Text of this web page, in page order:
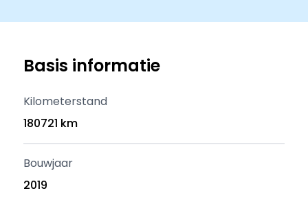
Basis informatie
Kilometerstand
180721 km
Bouwjaar
2019